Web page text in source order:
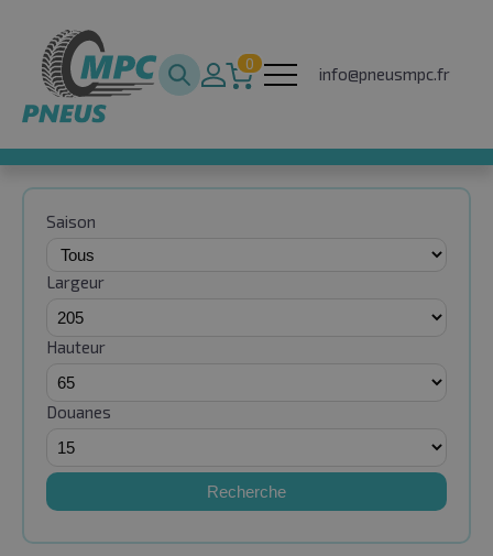
0
info@pneusmpc.fr
Saison
Largeur
Hauteur
Douanes
Recherche